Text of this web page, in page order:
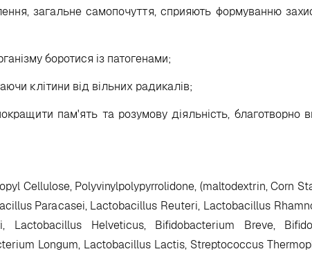
загальне самопочуття, сприяють формуванню
боротися із патогенами;
клітини від вільних радикалів;
пам'ять та розумову діяльність, благотворно
Cellulose, Polyvinylpolypyrrolidone, (maltodextrin, Corn
Paracasei, Lactobacillus Reuteri, Lactobacillus
Lactobacillus Helveticus, Bifidobacterium Breve,
Longum, Lactobacillus Lactis, Streptococcus